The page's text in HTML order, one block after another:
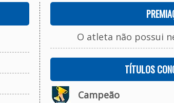
O atleta não possui
TÍTULOS
Campeão